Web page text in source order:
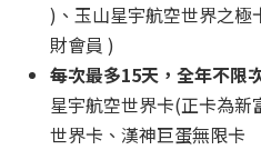
)、玉山星宇航空世界之極
財會員 )
每次最多15天，全年不限
星宇航空世界卡(正卡為新
世界卡、漢神巨蛋無限卡